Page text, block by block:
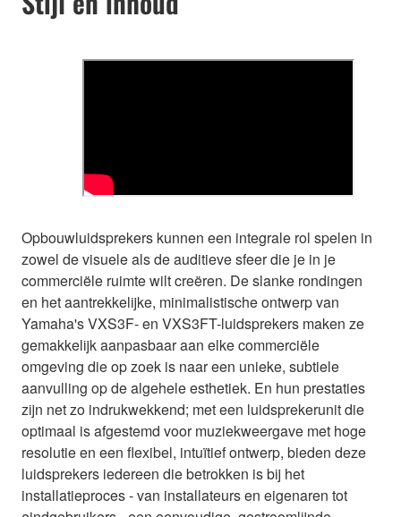
Opbouwluidsprekers kunnen een integrale rol spelen in
zowel de visuele als de auditieve sfeer die je in je
commerciële ruimte wilt creëren. De slanke rondingen
en het aantrekkelijke, minimalistische ontwerp van
Yamaha's VXS3F- en VXS3FT-luidsprekers maken ze
gemakkelijk aanpasbaar aan elke commerciële
omgeving die op zoek is naar een unieke, subtiele
aanvulling op de algehele esthetiek. En hun prestaties
zijn net zo indrukwekkend; met een luidsprekerunit die
optimaal is afgestemd voor muziekweergave met hoge
resolutie en een flexibel, intuïtief ontwerp, bieden deze
luidsprekers iedereen die betrokken is bij het
installatieproces - van installateurs en eigenaren tot